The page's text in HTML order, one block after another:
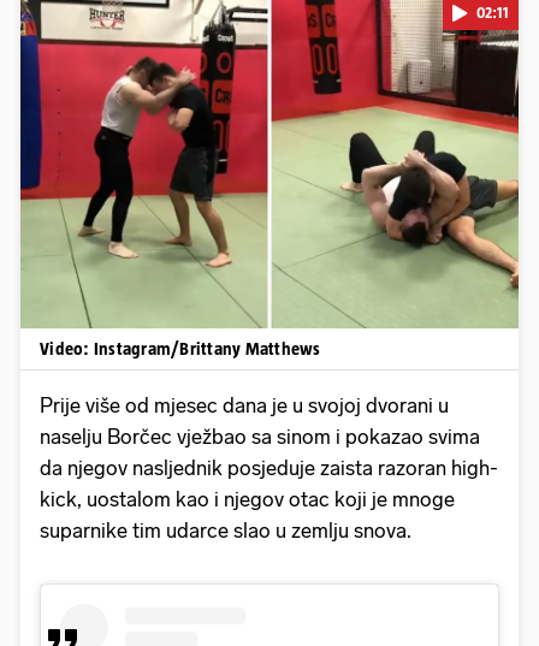
Pokretanje videa...
02:11
Video: Instagram/Brittany Matthews
Prije više od mjesec dana je u svojoj dvorani u
naselju Borčec vježbao sa sinom i pokazao svima
da njegov nasljednik posjeduje zaista razoran high-
kick, uostalom kao i njegov otac koji je mnoge
suparnike tim udarce slao u zemlju snova.